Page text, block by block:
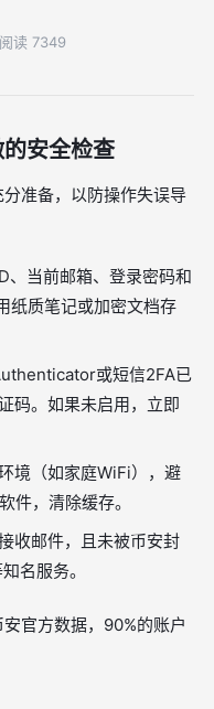
阅读 7349
安全检查
准备，以防操作失误导
、当前邮箱、登录密码和
纸质笔记或加密文档存
或短信2FA已
码。如果未启用，立即
境（如家庭WiFi），避
件，清除缓存。
收邮件，且未被币安封
名服务。
官方数据，90%的账户